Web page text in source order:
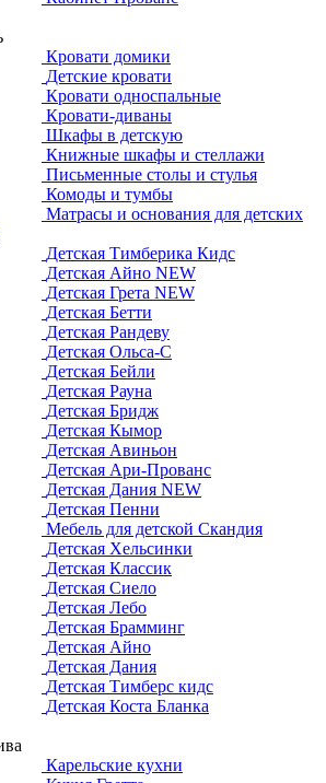
Кровати домики
Детские кровати
Кровати односпальные
Кровати-диваны
Шкафы в детскую
Книжные шкафы и стеллажи
Письменные столы и стулья
Комоды и тумбы
Матрасы и основания для детских
Детская Тимберика Кидс
Детская Айно NEW
Детская Грета NEW
Детская Бетти
Детская Рандеву
Детская Ольса-С
Детская Бейли
Детская Рауна
Детская Бридж
Детская Кымор
Детская Авиньон
Детская Ари-Прованс
Детская Дания NEW
Детская Пенни
Мебель для детской Скандия
Детская Хельсинки
Детская Классик
Детская Сиело
Детская Лебо
Детская Брамминг
Детская Айно
Детская Дания
Детская Тимберс кидс
Детская Коста Бланка
Карельские кухни